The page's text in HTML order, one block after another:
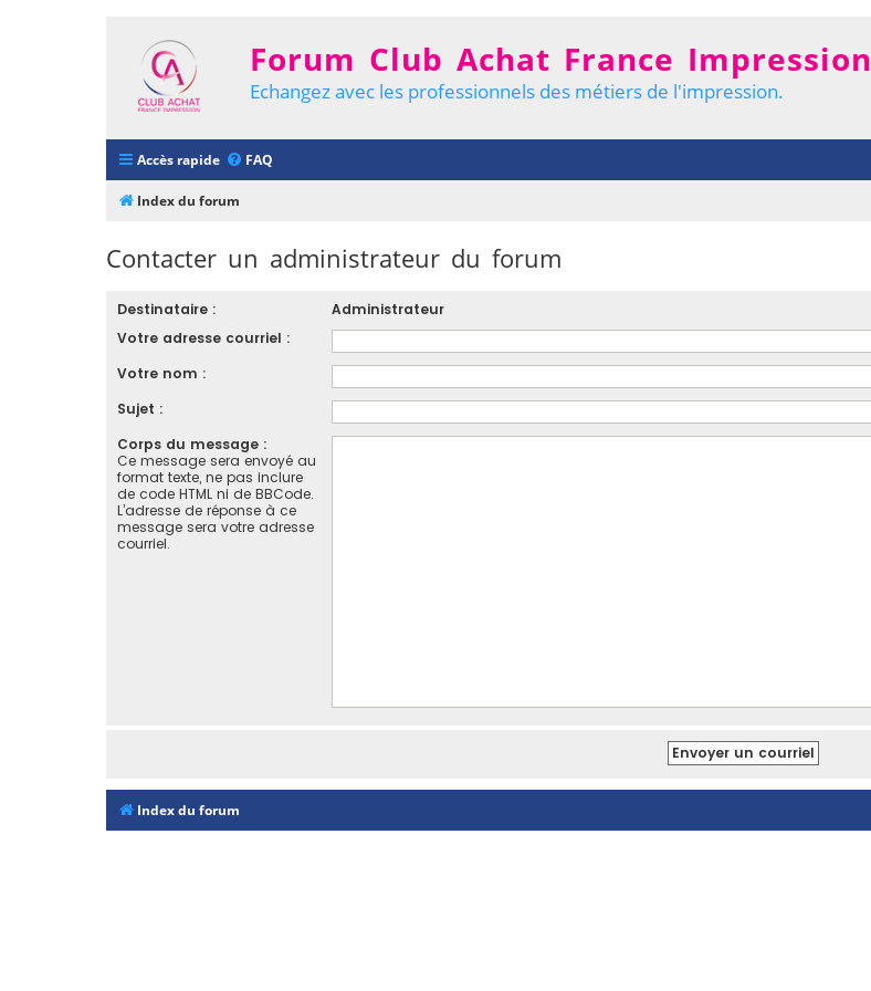
Forum Club Achat France Impression
Echangez avec les professionnels des métiers de l'impression.
Accès rapide FAQ
Index du forum
Contacter un administrateur du forum
Destinataire :
Administrateur
Votre adresse courriel :
Votre nom :
Sujet :
Corps du message :
Ce message sera envoyé au
format texte, ne pas inclure
de code HTML ni de BBCode.
L’adresse de réponse à ce
message sera votre adresse
courriel.
Index du forum